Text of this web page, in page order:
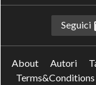
Seguici
About Autori